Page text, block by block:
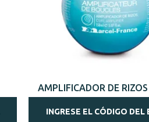
VISTA RÁPIDA
AMPLIFICADOR DE
INGRESE EL CÓDIGO DEL